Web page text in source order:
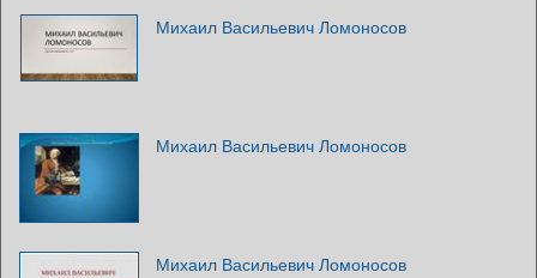
Михаил Васильевич Ломоносов
Михаил Васильевич Ломоносов
Михаил Васильевич Ломоносов